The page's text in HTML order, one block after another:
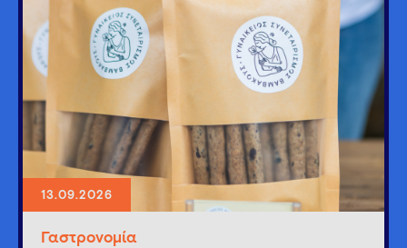
13.09.2026
Γαστρονομία